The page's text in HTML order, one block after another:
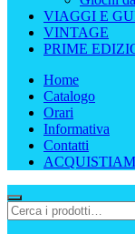
VIAGGI E
VINTAGE
PRIME
Home
Catalogo
Orari
Informativa
Contatti